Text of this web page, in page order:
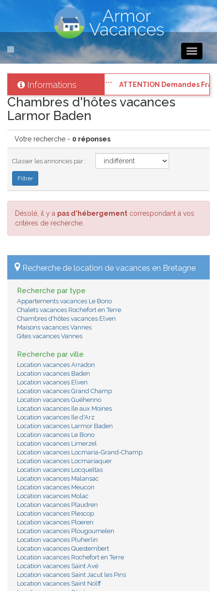
Toggle
Informations
vous à votre compte. ATTENTION Demandes
Chambres d'hôtes vacances
Larmor Baden
Votre recherche - 0 réponses
Classer les annonces par :
Désolé, il y a pas d'hébergement correspondant à vos
critères de recherche.
Recherche de location de vacances en Bretagne
Recherche par type
Appartements vacances Le Bono
Chalets vacances Rochefort en Terre
Chambres d'hôtes vacances Elven
Maisons vacances Vannes
Gites vacances Vannes
Recherche par ville
Location vacances Arradon
Location vacances Baden
Location vacances Elven
Location vacances Grand Champ
Location vacances Guéhenno
Location vacances Ile aux Moines
Location vacances Ile d'Arz
Location vacances Larmor Baden
Location vacances Le Bono
Location vacances Limerzel
Location vacances Locmaria-Grand-Champ
Location vacances Locmariaquer
Location vacances Locqueltas
Location vacances Malansac
Location vacances Meucon
Location vacances Molac
Location vacances Plaudren
Location vacances Plescop
Location vacances Ploeren
Location vacances Plougoumelen
Location vacances Pluherlin
Location vacances Questembert
Location vacances Rochefort en Terre
Location vacances Saint Avé
Location vacances Saint Jacut les Pins
Location vacances Saint Nolff